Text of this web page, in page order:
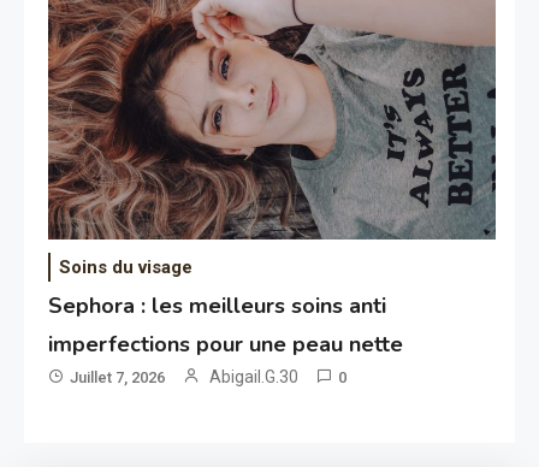
Soins du visage
Sephora : les meilleurs soins anti
imperfections pour une peau nette
Juillet 7, 2026 Abigail.G.30 0